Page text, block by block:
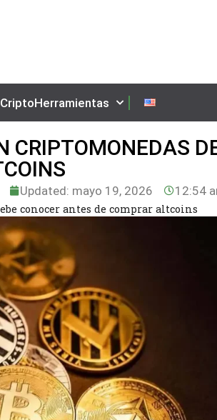
CriptoHerramientas
CRIPTOMONEDAS
Updated: mayo 19, 2026 12:54
conocer antes de comprar altcoins